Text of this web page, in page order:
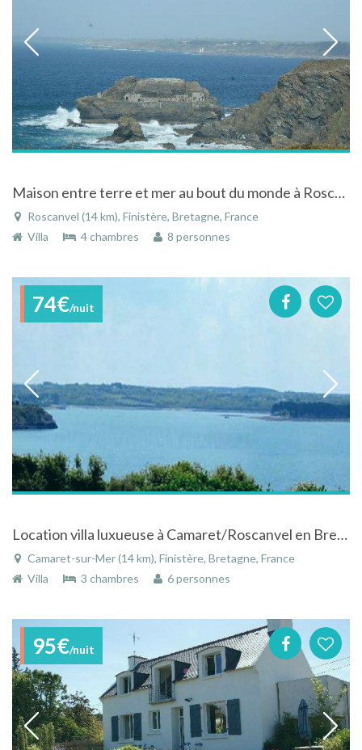
Maison entre terre et mer au bout du monde à Roscanvel en Bretagne
Roscanvel (14 km), Finistère, Bretagne, France
Villa
4 chambres 8 personnes
74€/nuit
Location villa luxueuse à Camaret/Roscanvel en Bretagne avec vue panoramique sur la mer
Camaret-sur-Mer (14 km), Finistère, Bretagne, France
Villa
3 chambres 6 personnes
95€/nuit